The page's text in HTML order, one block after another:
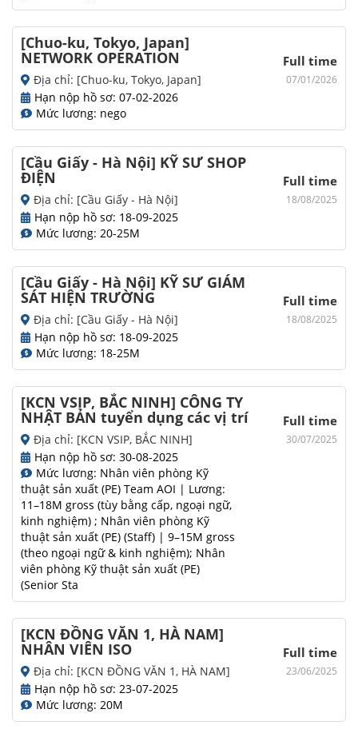
[Chuo-ku, Tokyo, Japan]
NETWORK OPERATION
Địa chỉ: [Chuo-ku, Tokyo, Japan]
Hạn nộp hồ sơ: 07-02-2026
Mức lương: nego
Full time
07/01/2026
[Cầu Giấy - Hà Nội] KỸ SƯ SHOP
ĐIỆN
Địa chỉ: [Cầu Giấy - Hà Nội]
Hạn nộp hồ sơ: 18-09-2025
Mức lương: 20-25M
Full time
18/08/2025
[Cầu Giấy - Hà Nội] KỸ SƯ GIÁM
SÁT HIỆN TRƯỜNG
Địa chỉ: [Cầu Giấy - Hà Nội]
Hạn nộp hồ sơ: 18-09-2025
Mức lương: 18-25M
Full time
18/08/2025
[KCN VSIP, BẮC NINH] CÔNG TY
NHẬT BẢN tuyển dụng các vị trí
Địa chỉ: [KCN VSIP, BẮC NINH]
Hạn nộp hồ sơ: 30-08-2025
Mức lương: Nhân viên phòng Kỹ
thuật sản xuất (PE) Team AOI | Lương:
11–18M gross (tùy bằng cấp, ngoại ngữ,
kinh nghiệm) ; Nhân viên phòng Kỹ
thuật sản xuất (PE) (Staff) | 9–15M gross
(theo ngoại ngữ & kinh nghiệm); Nhân
viên phòng Kỹ thuật sản xuất (PE)
(Senior Sta
Full time
30/07/2025
[KCN ĐỒNG VĂN 1, HÀ NAM]
NHÂN VIÊN ISO
Địa chỉ: [KCN ĐỒNG VĂN 1, HÀ NAM]
Hạn nộp hồ sơ: 23-07-2025
Mức lương: 20M
Full time
23/06/2025